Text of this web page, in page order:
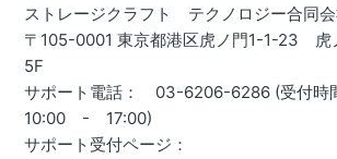
ストレージクラフト テクノロジー合同
〒105-0001 東京都港区虎ノ門1-1-23
5F
サポート電話： 03-6206-6286 (受付
10:00 - 17:00)
サポート受付ページ：